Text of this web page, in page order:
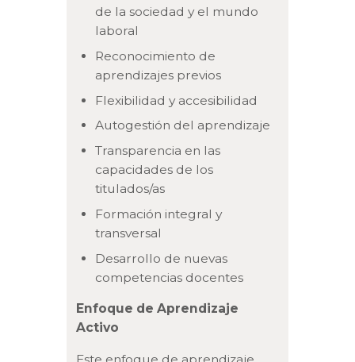
de la sociedad y el mundo
laboral
Reconocimiento de
aprendizajes previos
Flexibilidad y accesibilidad
Autogestión del aprendizaje
Transparencia en las
capacidades de los
titulados/as
Formación integral y
transversal
Desarrollo de nuevas
competencias docentes
Enfoque de Aprendizaje
Activo